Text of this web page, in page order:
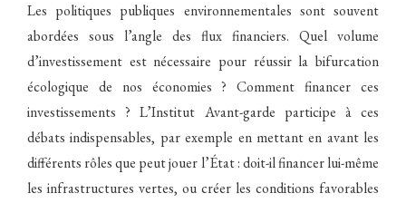
Les politiques publiques environnementales sont souvent
abordées sous l’angle des flux financiers. Quel volume
d’investissement est nécessaire pour réussir la bifurcation
écologique de nos économies ? Comment financer ces
investissements ? L’Institut Avant-garde participe à ces
débats indispensables, par exemple en mettant en avant les
différents rôles que peut jouer l’État : doit-il financer lui-même
les infrastructures vertes, ou créer les conditions favorables